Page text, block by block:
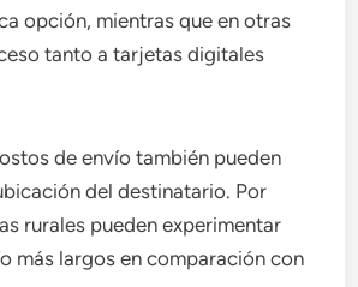
opción, mientras que en otras
tanto a tarjetas digitales
de envío también pueden
del destinatario. Por
rurales pueden experimentar
más largos en comparación con